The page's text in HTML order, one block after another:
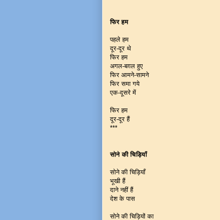
फिर हम
पहले हम
दूर-दूर थे
फिर हम
अगल-बग़ल हुए
फिर आमने-सामने
फिर समा गये
एक-दूसरे में
फिर हम
दूर-दूर हैं
***
सोने की चिड़ियाँ
सोने की चिड़ियाँ
भूखी हैं
दाने नहीं हैं
देश के पास
सोने की चिड़ियों का